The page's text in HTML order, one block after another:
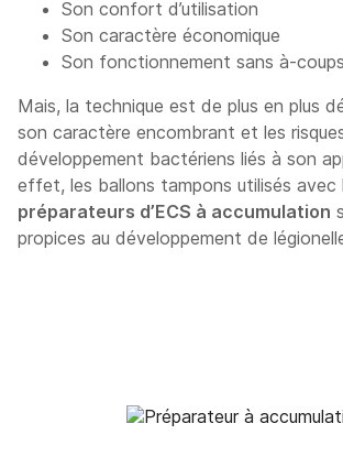
Son confort d’utilisation
Son caractère économique
Son fonctionnement sans à-coups
Mais, la technique est de plus en plus
son caractère encombrant et les
développement bactériens liés à son
effet, les ballons tampons utilisés avec
préparateurs d’ECS à accumulation
propices au développement de